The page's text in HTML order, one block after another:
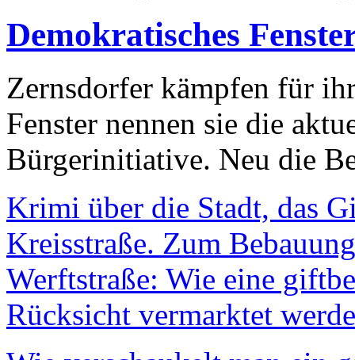
Demokratisches
Zernsdorfer kämpfen für
Fenster nennen sie die
Bürgerinitiative. Neu die
Krimi über die Stadt, das
Kreisstraße. Zum
Werftstraße: Wie eine
Rücksicht vermarktet